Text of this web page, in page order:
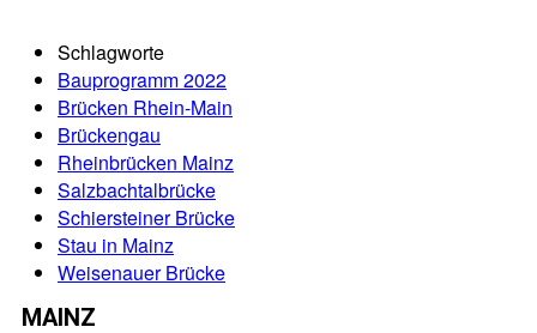
Schlagworte
Bauprogramm 2022
Brücken Rhein-Main
Brückengau
Rheinbrücken Mainz
Salzbachtalbrücke
Schiersteiner Brücke
Stau in Mainz
Weisenauer Brücke
MAINZ